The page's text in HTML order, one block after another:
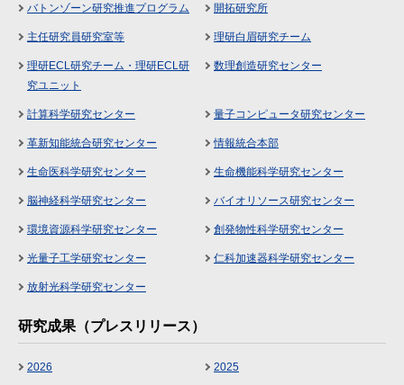
バトンゾーン研究推進プログラム 開拓研究所
主任研究員研究室等 理研白眉研究チーム
理研ECL研究チーム・理研ECL研
究ユニット
数理創造研究センター
計算科学研究センター 量子コンピュータ研究センター
革新知能統合研究センター 情報統合本部
生命医科学研究センター 生命機能科学研究センター
脳神経科学研究センター バイオリソース研究センター
環境資源科学研究センター 創発物性科学研究センター
光量子工学研究センター 仁科加速器科学研究センター
放射光科学研究センター
研究成果（プレスリリース）
2026 2025